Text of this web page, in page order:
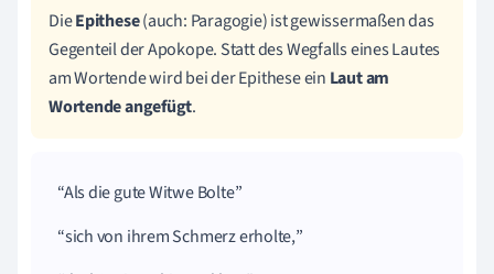
DieEpithese(auch: Paragogie) ist gewissermaßen das
Gegenteil der Apokope. Statt des Wegfalls eines Lautes
am Wortende wird bei der Epithese ein Laut am
Wortende angefügt.
Als die gute Witwe Bolte
sich von ihrem Schmerz erholte,